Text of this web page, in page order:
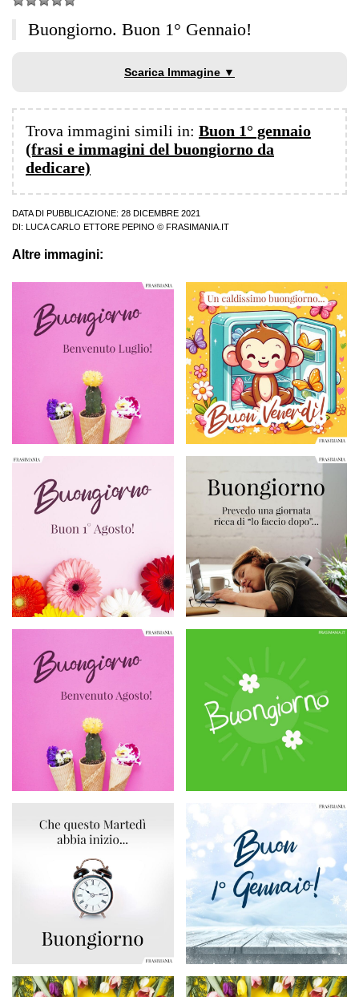
Buongiorno. Buon 1° Gennaio!
Scarica Immagine ▼
Trova immagini simili in: Buon 1° gennaio
(frasi e immagini del buongiorno da
dedicare)
DATA DI PUBBLICAZIONE: 28 DICEMBRE 2021
DI:
LUCA CARLO ETTORE PEPINO © FRASIMANIA.IT
Altre immagini: